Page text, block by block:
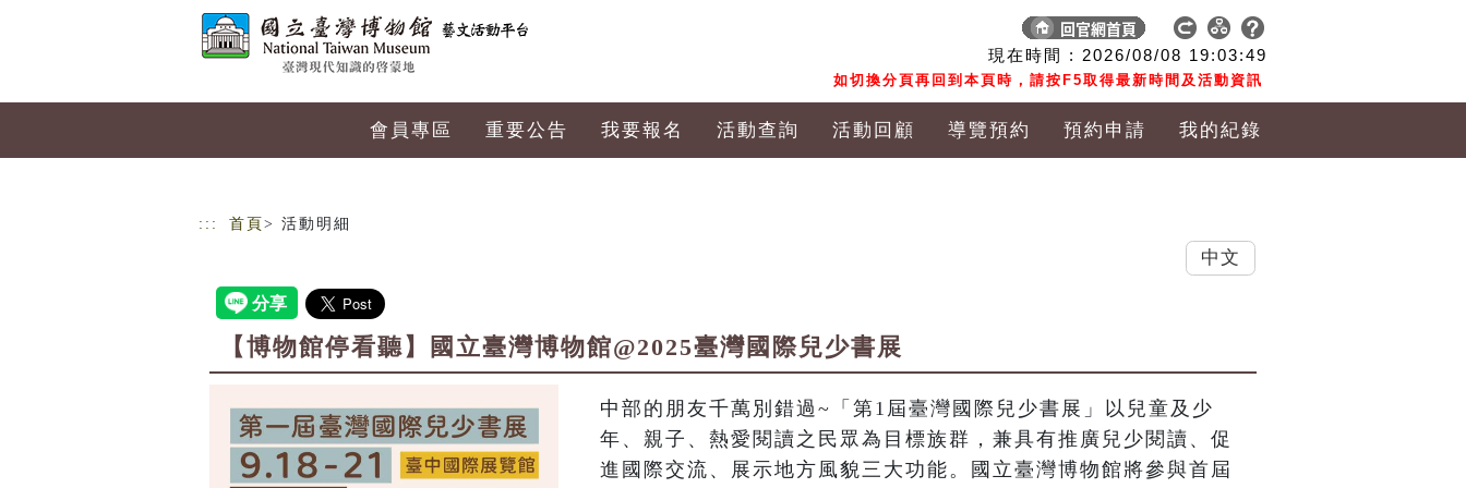
現在時間 : 2026/08/08 19:03:49
如切換分頁再回到本頁時，請按F5取得最新時間及活動資訊
會員專區 重要公告 我要報名 活動查詢 活動回顧 導覽預約 預約申請 我的紀錄
::: 首頁 > 活動明細
【博物館停看聽】國立臺灣博物館@2025臺灣國際兒少書展
中部的朋友千萬別錯過~「第1屆臺灣國際兒少書展」以兒童及少
年、親子、熱愛閱讀之民眾為目標族群，兼具有推廣兒少閱讀、促
進國際交流、展示地方風貌三大功能。國立臺灣博物館將參與首屆